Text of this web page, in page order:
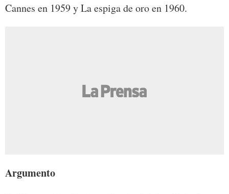
Cannes en 1959 y La espiga de oro en 1960.
Argumento